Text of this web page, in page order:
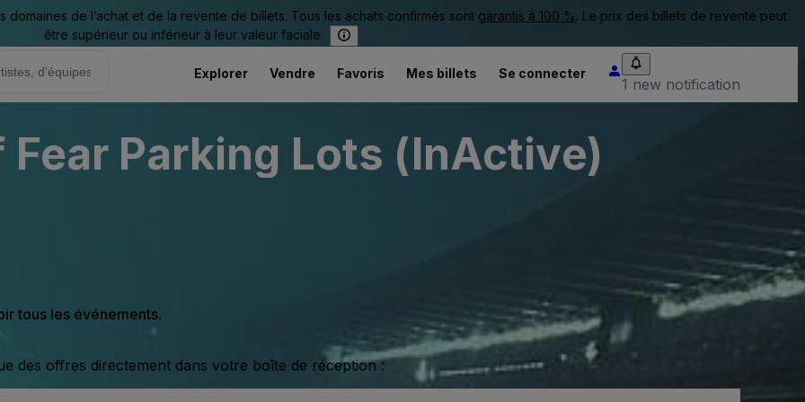
de l’achat et de la revente de billets. Tous les achats confirmés sont garantis à 100 %. Le prix des billets de revente peut
être supérieur ou inférieur à leur valeur faciale.
Explorer Vendre Favoris Mes billets Se connecter
1 new notification
Parking Lots (InActive)
tous les événements.
des offres directement dans votre boîte de réception :